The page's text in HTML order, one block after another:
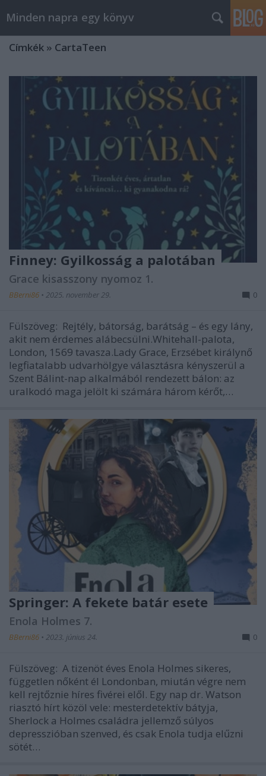
Minden napra egy könyv
Címkék » CartaTeen
Finney: Gyilkosság a palotában
Grace kisasszony nyomoz 1.
BBerni86 • 2025. november 29. 0
Fülszöveg: Rejtély, bátorság, barátság – és egy lány,
akit nem érdemes alábecsülni.Whitehall-palota,
London, 1569 tavasza.Lady Grace, Erzsébet királynő
legfiatalabb udvarhölgye választásra kényszerül a
Szent Bálint-nap alkalmából rendezett bálon: az
uralkodó maga jelölt ki számára három kérőt,…
Springer: A fekete batár esete
Enola Holmes 7.
BBerni86 • 2023. június 24. 0
Fülszöveg: A tizenöt éves Enola Holmes sikeres,
független nőként él Londonban, miután végre nem
kell rejtőznie híres fivérei elől. Egy nap dr. Watson
riasztó hírt közöl vele: mesterdetektív bátyja,
Sherlock a Holmes családra jellemző súlyos
depresszióban szenved, és csak Enola tudja elűzni
sötét…